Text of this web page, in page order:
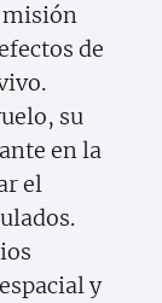
misión
de
su
en la
el
y